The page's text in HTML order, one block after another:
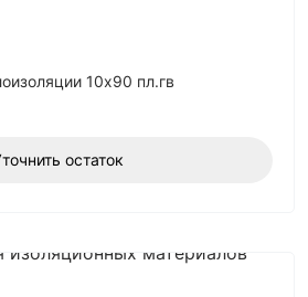
10х90 пл.гв
остаток